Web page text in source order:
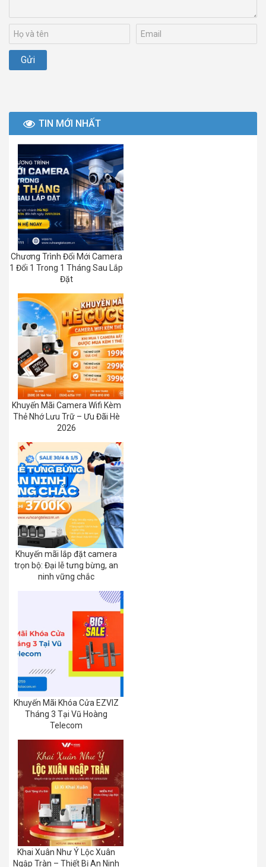
TIN MỚI NHẤT
Chương Trình Đổi Mới Camera
1 Đổi 1 Trong 1 Tháng Sau Lắp
Đặt
Khuyến Mãi Camera Wifi Kèm
Thẻ Nhớ Lưu Trữ – Ưu Đãi Hè
2026
Khuyến mãi lắp đặt camera
trọn bộ: Đại lễ tưng bừng, an
ninh vững chắc
Khuyến Mãi Khóa Cửa EZVIZ
Tháng 3 Tại Vũ Hoàng
Telecom
Khai Xuân Như Ý Lộc Xuân
Ngập Tràn – Thiết Bị An Ninh